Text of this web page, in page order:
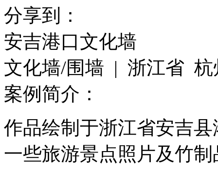
分享到：
安吉港口文化墙
文化墙/围墙 | 浙江省
案例简介：
作品绘制于浙江省安吉
一些旅游景点照片及竹